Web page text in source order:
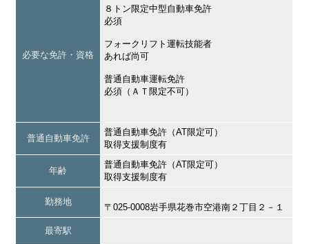
必要な免許・資格
８トン限定中型自動車免許
必須
フォークリフト運転技能者
あれば尚可
普通自動車運転免許
必須（ＡＴ限定不可）
普通自動車免許
普通自動車免許（AT限定可）
取得支援制度有
年齢
普通自動車免許（AT限定可）
取得支援制度有
勤務地
〒025-0008岩手県花巻市空港南２丁目２－１
最寄駅